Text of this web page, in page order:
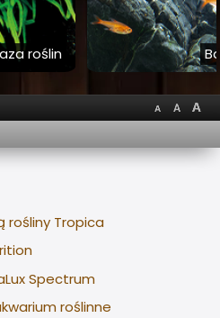
Baza
rośliny Tropica
Spectrum
roślinne